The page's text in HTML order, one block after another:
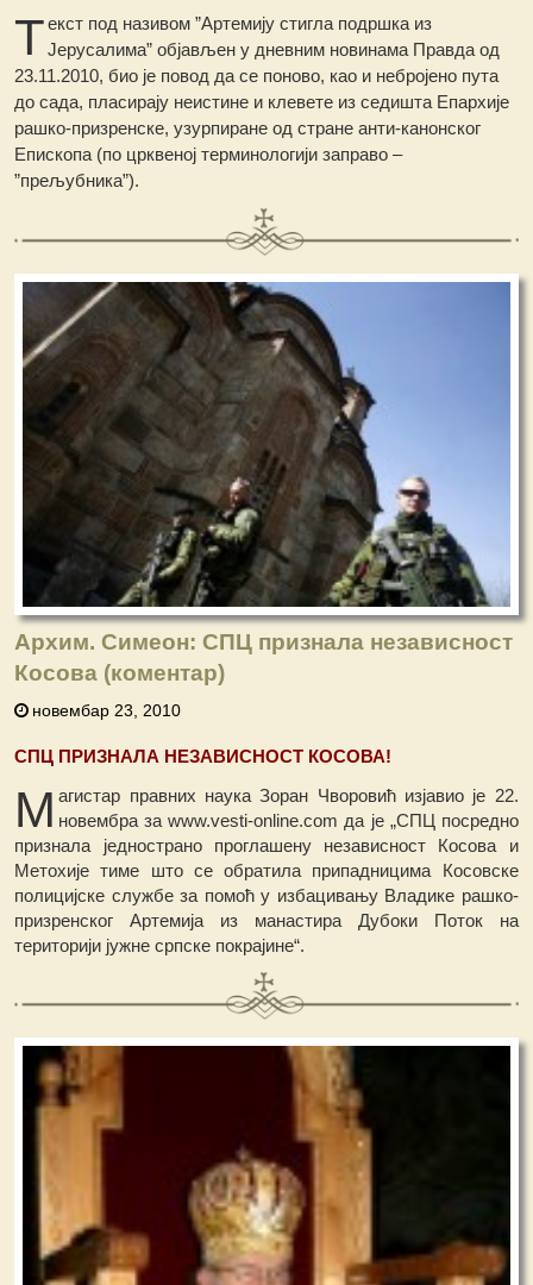
Текст под називом ”Артемију стигла подршка из
Јерусалима” објављен у дневним новинама Правда од
23.11.2010, био је повод да се поново, као и небројено пута
до сада, пласирају неистине и клевете из седишта Епархије
рашко-призренске, узурпиране од стране анти-канонског
Епископа (по црквеној терминологији заправо –
”прељубника”).
Архим. Симеон: СПЦ признала независност
Косова (коментар)
новембар 23, 2010
СПЦ ПРИЗНАЛА НЕЗАВИСНОСТ КОСОВА!
М агистар правних наука Зоран Чворовић изјавио је 22.
новембра за www.vesti-online.com да је „СПЦ посредно
признала једнострано проглашену независност Косова и
Метохије тиме што се обратила припадницима Косовске
полицијске службе за помоћ у избацивању Владике рашко-
призренског Артемија из манастира Дубоки Поток на
територији јужне српске покрајине“.